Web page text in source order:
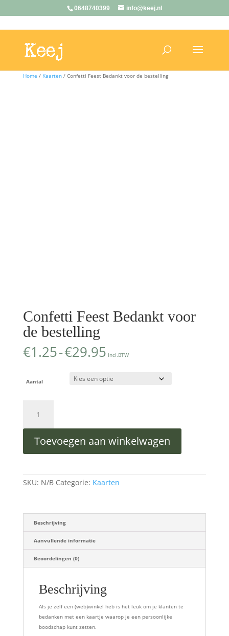
0648740399 info@keej.nl
Home / Kaarten/ Confetti Feest Bedankt voor de bestelling
Confetti Feest Bedankt voor
de bestelling
€1.25-€29.95Prijsklasse:
€1.25
tot
€29.95
Incl.BTW
Aantal
bestelling
Toevoegen aan winkelwagen
SKU: N/B Categorie: Kaarten
Beschrijving
Aanvullende informatie
Beoordelingen (0)
Beschrijving
Als je zelf een (web)winkel heb is het leuk om je klanten te
bedanken met een kaartje waarop je een persoonlijke
boodschap kunt zetten.